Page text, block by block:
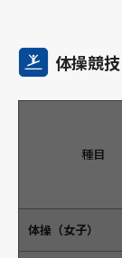
体操競技
種目
体操（女子）